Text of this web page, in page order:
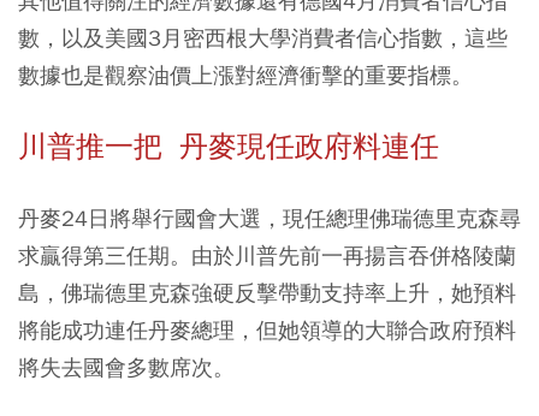
數，以及美國3月密西根大學消費者信心指數，這些
數據也是觀察油價上漲對經濟衝擊的重要指標。
川普推一把 丹麥現任政府料連任
丹麥24日將舉行國會大選，現任總理佛瑞德里克森尋
求贏得第三任期。由於川普先前一再揚言吞併格陵蘭
島，佛瑞德里克森強硬反擊帶動支持率上升，她預料
將能成功連任丹麥總理，但她領導的大聯合政府預料
將失去國會多數席次。